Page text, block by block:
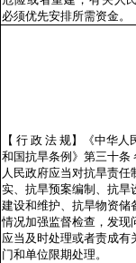
必须优先安排所需资金。
【 行 政 法 规】《中华人
和国抗旱条例》第三十条
人民政府应当对抗旱责任
实、抗旱预案编制、抗旱
建设和维护、抗旱物资储
情况加强监督检查，发现
应当及时处理或者责成有
门和单位限期处理。